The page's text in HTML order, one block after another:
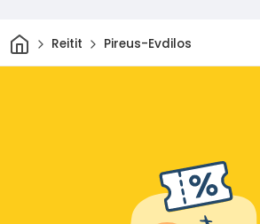
KotiinReitit Pireus-Evdilos